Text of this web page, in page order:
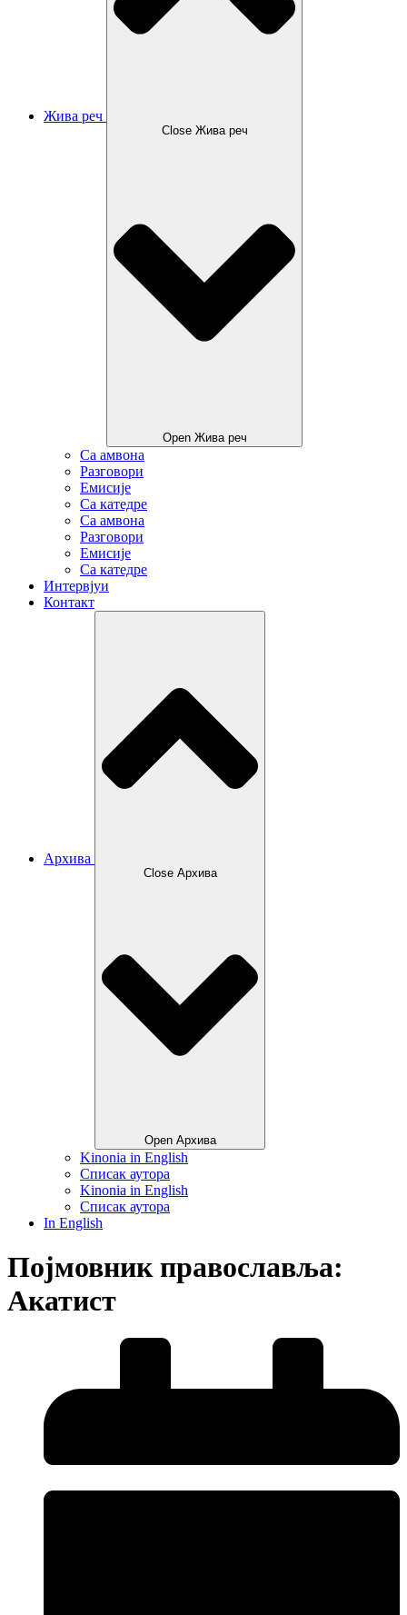
Жива реч
Close Жива реч
Open Жива реч
Са амвона
Разговори
Емисије
Са катедре
Са амвона
Разговори
Емисије
Са катедре
Интервјуи
Контакт
Архива
Close Архива
Open Архива
Kinonia in English
Списак аутора
Kinonia in English
Списак аутора
In English
Појмовник православља:
Акатист